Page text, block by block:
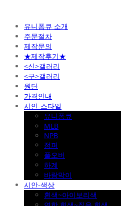
유니폼큐 소개
주문절차
제작문의
★제작후기★
<신>갤러리
<구>갤러리
원단
가격안내
시안-스타일
유니폼큐
MLB
NPB
점퍼
풀오버
하계
바람막이
시안-색상
흰색~아이보리색